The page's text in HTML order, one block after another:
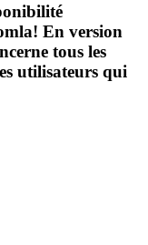
En version
tous les
utilisateurs qui